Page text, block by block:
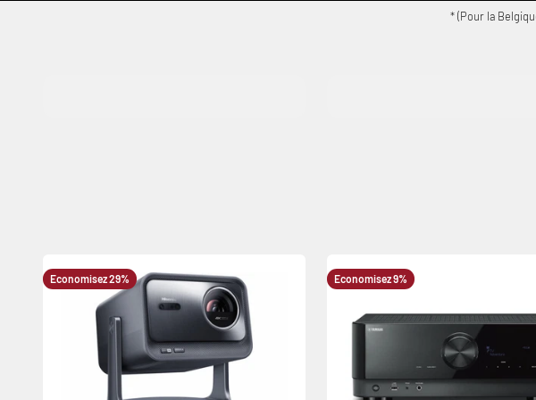
* (Pour la
Economisez 29% Economisez 9%